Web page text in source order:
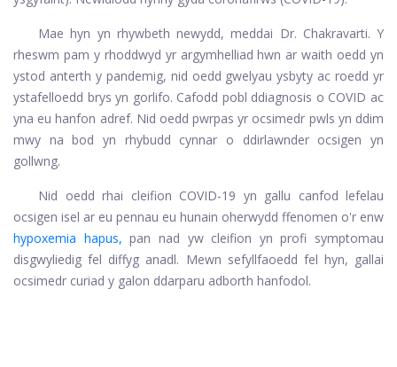
Mae hyn yn rhywbeth newydd, meddai Dr. Chakravarti. Y
rheswm pam y rhoddwyd yr argymhelliad hwn ar waith oedd yn
ystod anterth y pandemig, nid oedd gwelyau ysbyty ac roedd yr
ystafelloedd brys yn gorlifo. Cafodd pobl ddiagnosis o COVID ac
yna eu hanfon adref. Nid oedd pwrpas yr ocsimedr pwls yn ddim
mwy na bod yn rhybudd cynnar o ddirlawnder ocsigen yn
gollwng.
Nid oedd rhai cleifion COVID-19 yn gallu canfod lefelau
ocsigen isel ar eu pennau eu hunain oherwydd ffenomen o'r enw
hypoxemia hapus, pan nad yw cleifion yn profi symptomau
disgwyliedig fel diffyg anadl. Mewn sefyllfaoedd fel hyn, gallai
ocsimedr curiad y galon ddarparu adborth hanfodol.